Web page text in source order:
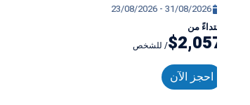
23/08/2026 - 31/08/2026
ابتداءً من
$2,057/ للشخص
احجز الآن